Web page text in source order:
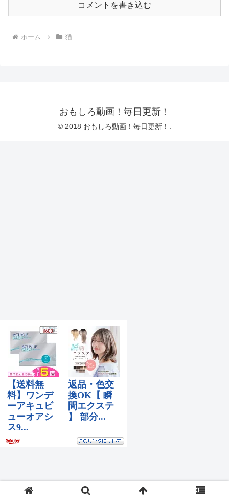
コメントを書き込む
ホーム 猫
おもしろ動画！毎日更新！
© 2018 おもしろ動画！毎日更新！.